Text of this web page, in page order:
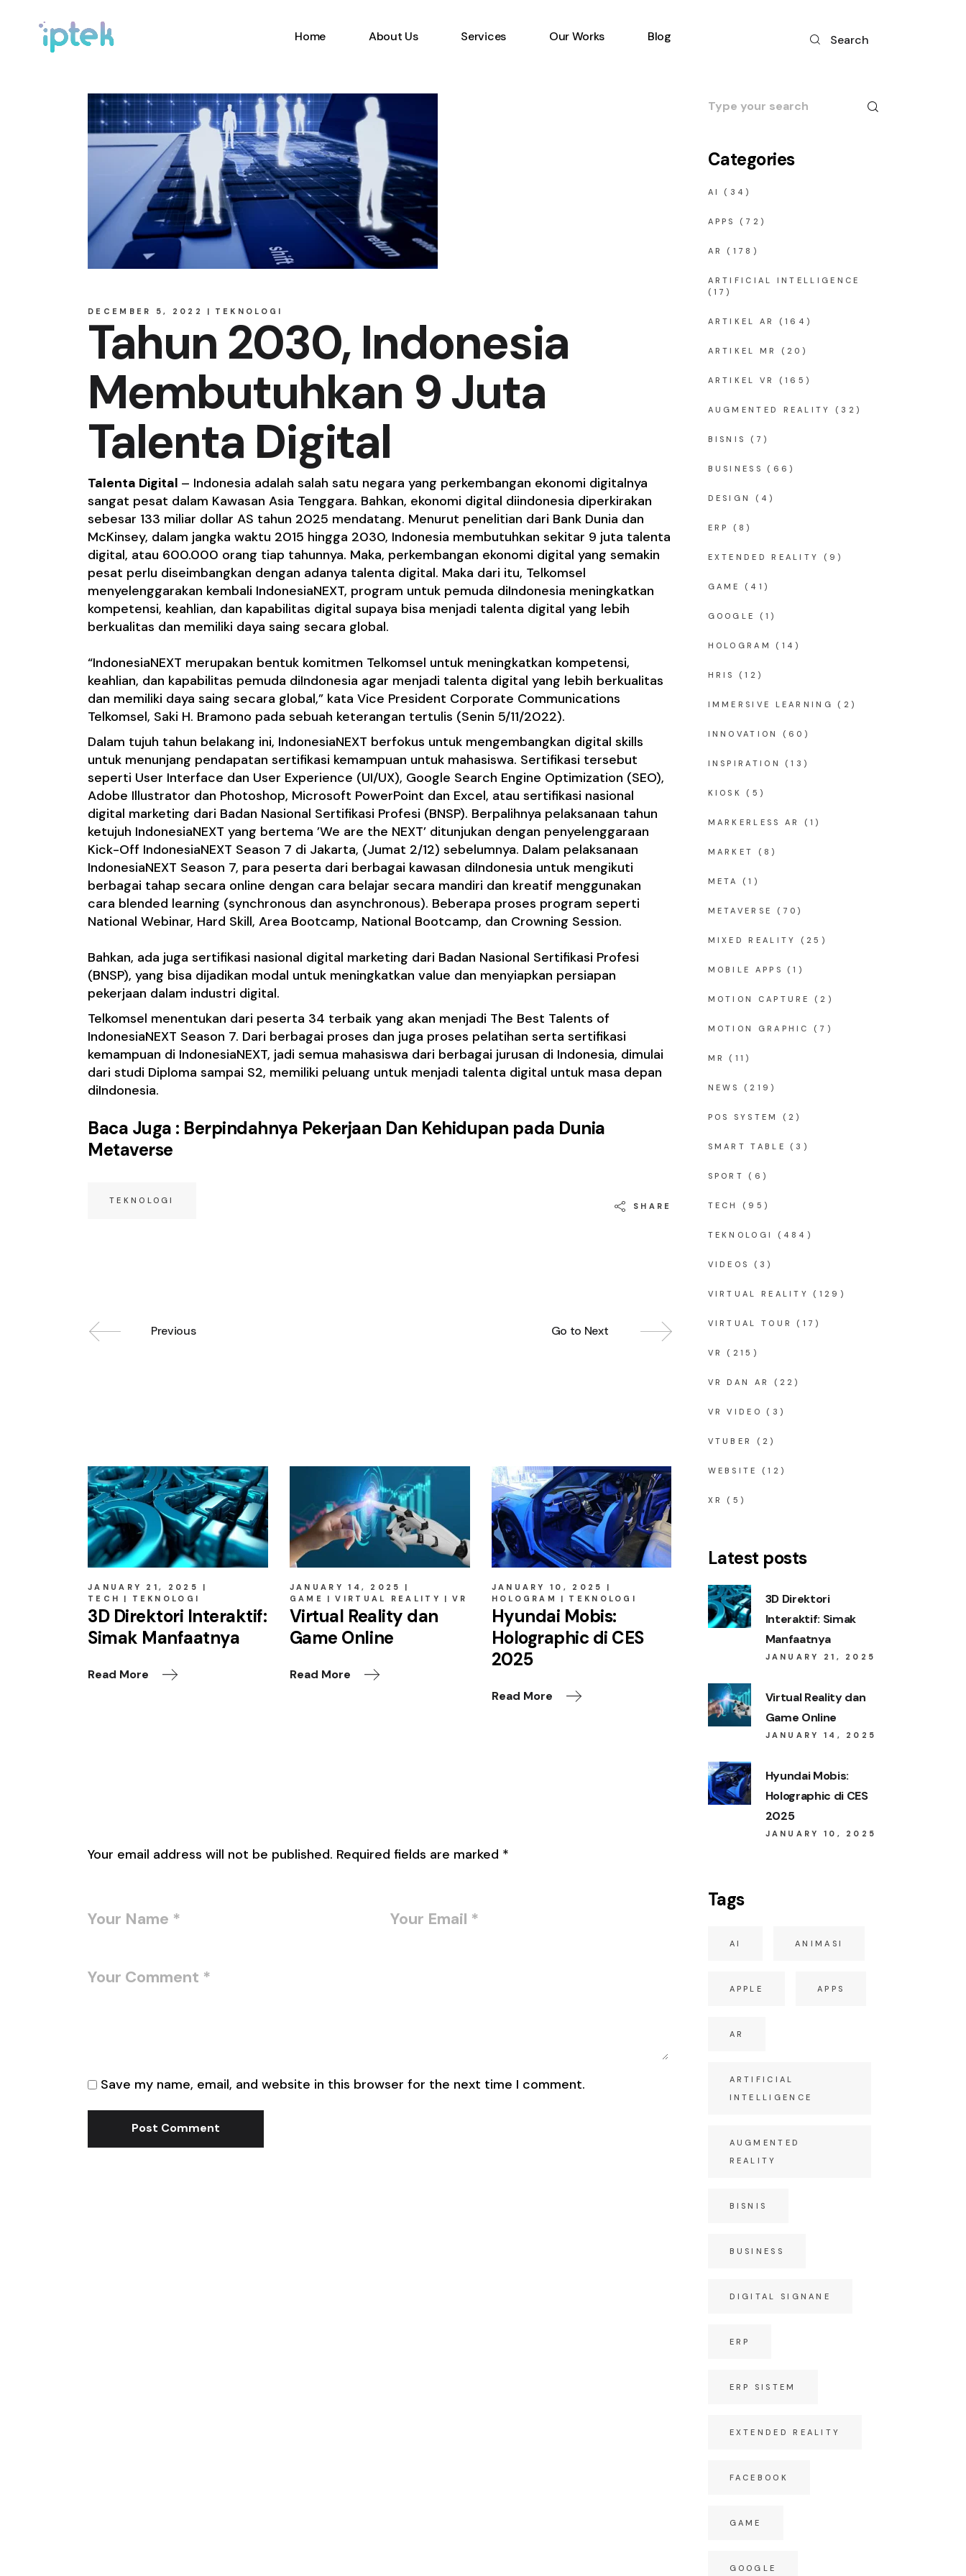
Home About Us Services Our Works Blog Search
DECEMBER 5, 2022 TEKNOLOGI
Tahun 2030, Indonesia
Membutuhkan 9 Juta
Talenta Digital
Talenta Digital – Indonesia adalah salah satu negara yang perkembangan ekonomi digitalnya
sangat pesat dalam Kawasan Asia Tenggara. Bahkan, ekonomi digital diindonesia diperkirakan
sebesar 133 miliar dollar AS tahun 2025 mendatang. Menurut penelitian dari Bank Dunia dan
McKinsey, dalam jangka waktu 2015 hingga 2030, Indonesia membutuhkan sekitar 9 juta talenta
digital, atau 600.000 orang tiap tahunnya. Maka, perkembangan ekonomi digital yang semakin
pesat perlu diseimbangkan dengan adanya talenta digital. Maka dari itu, Telkomsel
menyelenggarakan kembali IndonesiaNEXT, program untuk pemuda diIndonesia meningkatkan
kompetensi, keahlian, dan kapabilitas digital supaya bisa menjadi talenta digital yang lebih
berkualitas dan memiliki daya saing secara global.
“IndonesiaNEXT merupakan bentuk komitmen Telkomsel untuk meningkatkan kompetensi,
keahlian, dan kapabilitas pemuda diIndonesia agar menjadi talenta digital yang lebih berkualitas
dan memiliki daya saing secara global,” kata Vice President Corporate Communications
Telkomsel, Saki H. Bramono pada sebuah keterangan tertulis (Senin 5/11/2022).
Dalam tujuh tahun belakang ini, IndonesiaNEXT berfokus untuk mengembangkan digital skills
untuk menunjang pendapatan sertifikasi kemampuan untuk mahasiswa. Sertifikasi tersebut
seperti User Interface dan User Experience (UI/UX), Google Search Engine Optimization (SEO),
Adobe Illustrator dan Photoshop, Microsoft PowerPoint dan Excel, atau sertifikasi nasional
digital marketing dari Badan Nasional Sertifikasi Profesi (BNSP). Berpalihnya pelaksanaan tahun
ketujuh IndonesiaNEXT yang bertema ’We are the NEXT’ ditunjukan dengan penyelenggaraan
Kick-Off IndonesiaNEXT Season 7 di Jakarta, (Jumat 2/12) sebelumnya. Dalam pelaksanaan
IndonesiaNEXT Season 7, para peserta dari berbagai kawasan diIndonesia untuk mengikuti
berbagai tahap secara online dengan cara belajar secara mandiri dan kreatif menggunakan
cara blended learning (synchronous dan asynchronous). Beberapa proses program seperti
National Webinar, Hard Skill, Area Bootcamp, National Bootcamp, dan Crowning Session.
Bahkan, ada juga sertifikasi nasional digital marketing dari Badan Nasional Sertifikasi Profesi
(BNSP), yang bisa dijadikan modal untuk meningkatkan value dan menyiapkan persiapan
pekerjaan dalam industri digital.
Telkomsel menentukan dari peserta 34 terbaik yang akan menjadi The Best Talents of
IndonesiaNEXT Season 7. Dari berbagai proses dan juga proses pelatihan serta sertifikasi
kemampuan di IndonesiaNEXT, jadi semua mahasiswa dari berbagai jurusan di Indonesia, dimulai
dari studi Diploma sampai S2, memiliki peluang untuk menjadi talenta digital untuk masa depan
diIndonesia.
Baca Juga : Berpindahnya Pekerjaan Dan Kehidupan pada Dunia
Metaverse
TEKNOLOGI
SHARE
Previous Go to Next
JANUARY 21, 2025
TECH
TEKNOLOGI
3D Direktori Interaktif:
Simak Manfaatnya
Read More
JANUARY 14, 2025
GAME
VIRTUAL REALITY VR
Virtual Reality dan
Game Online
Read More
JANUARY 10, 2025
HOLOGRAM
TEKNOLOGI
Hyundai Mobis:
Holographic di CES
2025
Read More
Your email address will not be published. Required fields are marked *
Save my name, email, and website in this browser for the next time I comment.
Post Comment
Search
for:
Categories
AI (34)
APPS (72)
AR (178)
ARTIFICIAL INTELLIGENCE
(17)
ARTIKEL AR (164)
ARTIKEL MR (20)
ARTIKEL VR (165)
AUGMENTED REALITY (32)
BISNIS (7)
BUSINESS (66)
DESIGN (4)
ERP (8)
EXTENDED REALITY (9)
GAME (41)
GOOGLE (1)
HOLOGRAM (14)
HRIS (12)
IMMERSIVE LEARNING (2)
INNOVATION (60)
INSPIRATION (13)
KIOSK (5)
MARKERLESS AR (1)
MARKET (8)
META (1)
METAVERSE (70)
MIXED REALITY (25)
MOBILE APPS (1)
MOTION CAPTURE (2)
MOTION GRAPHIC (7)
MR (11)
NEWS (219)
POS SYSTEM (2)
SMART TABLE (3)
SPORT (6)
TECH (95)
TEKNOLOGI (484)
VIDEOS (3)
VIRTUAL REALITY (129)
VIRTUAL TOUR (17)
VR (215)
VR DAN AR (22)
VR VIDEO (3)
VTUBER (2)
WEBSITE (12)
XR (5)
Latest posts
3D Direktori
Interaktif: Simak
Manfaatnya
JANUARY 21, 2025
Virtual Reality dan
Game Online
JANUARY 14, 2025
Hyundai Mobis:
Holographic di CES
2025
JANUARY 10, 2025
Tags
AI ANIMASI
APPLE APPS
AR
ARTIFICIAL
INTELLIGENCE
AUGMENTED
REALITY
BISNIS
BUSINESS
DIGITAL SIGNANE
ERP
ERP SISTEM
EXTENDED REALITY
FACEBOOK
GAME
GOOGLE